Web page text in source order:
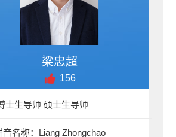
梁忠超
156
士生导师 硕士生导师
音名称：Liang Zhongchao